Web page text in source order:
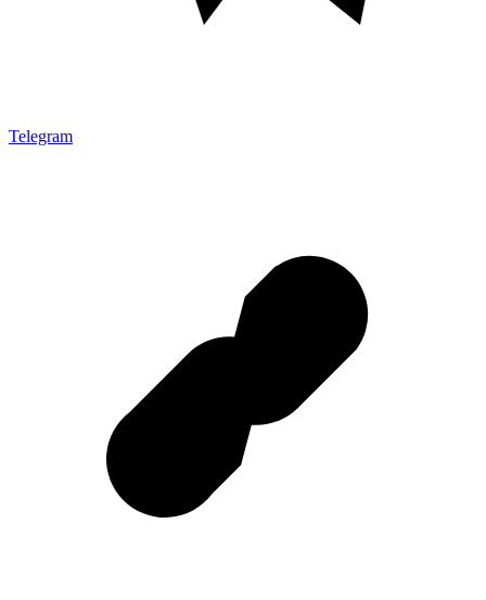
Telegram